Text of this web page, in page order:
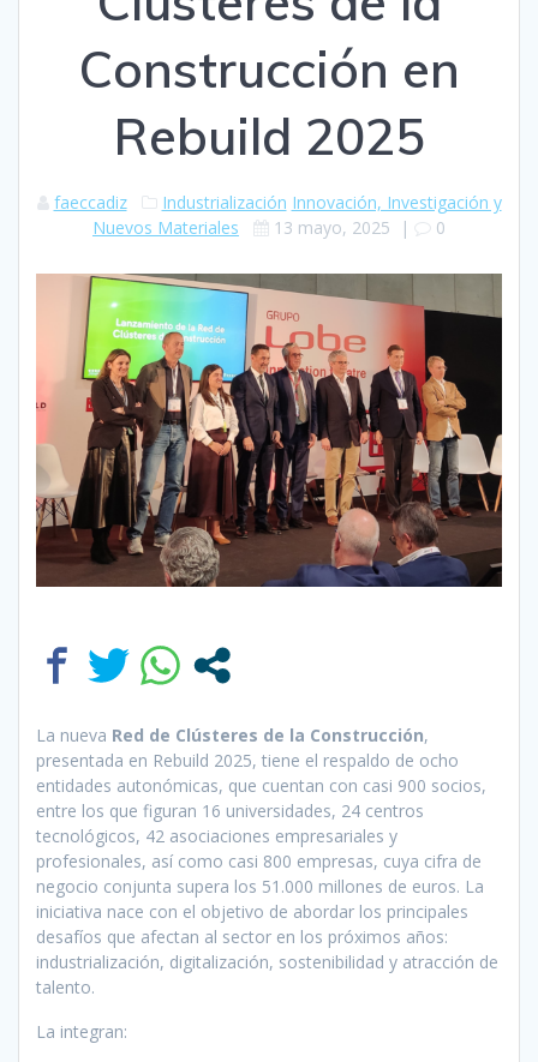
Construcción en
Rebuild 2025
faeccadiz Industrialización Innovación, Investigación y
Nuevos Materiales
13 mayo, 2025 | 0
La nueva Red de Clústeres de la Construcción,
presentada en Rebuild 2025, tiene el respaldo de ocho
entidades autonómicas, que cuentan con casi 900 socios,
entre los que figuran 16 universidades, 24 centros
tecnológicos, 42 asociaciones empresariales y
profesionales, así como casi 800 empresas, cuya cifra de
negocio conjunta supera los 51.000 millones de euros. La
iniciativa nace con el objetivo de abordar los principales
desafíos que afectan al sector en los próximos años:
industrialización, digitalización, sostenibilidad y atracción de
talento.
La integran: